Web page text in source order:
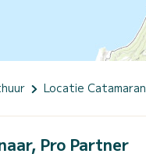
Locatie Catamaran
Pro Partner